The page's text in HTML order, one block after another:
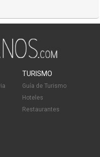
TURISMO
Guía de Turismo
Hoteles
Restaurantes